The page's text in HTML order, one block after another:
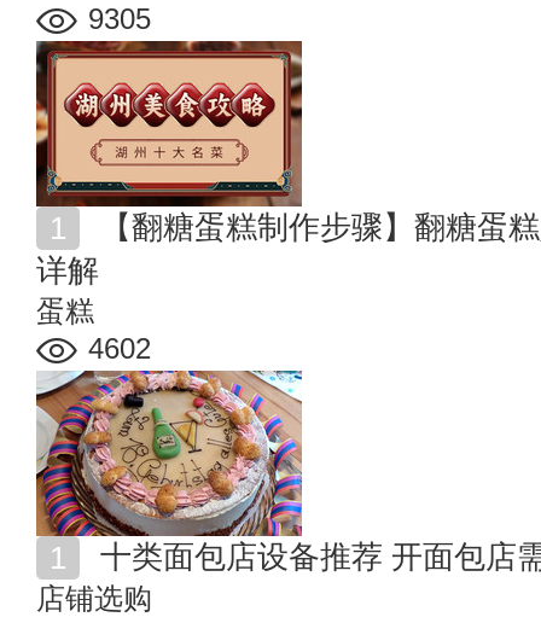
9305
详解
蛋糕
4602
十类面包店设备推荐 开面包店
店铺选购